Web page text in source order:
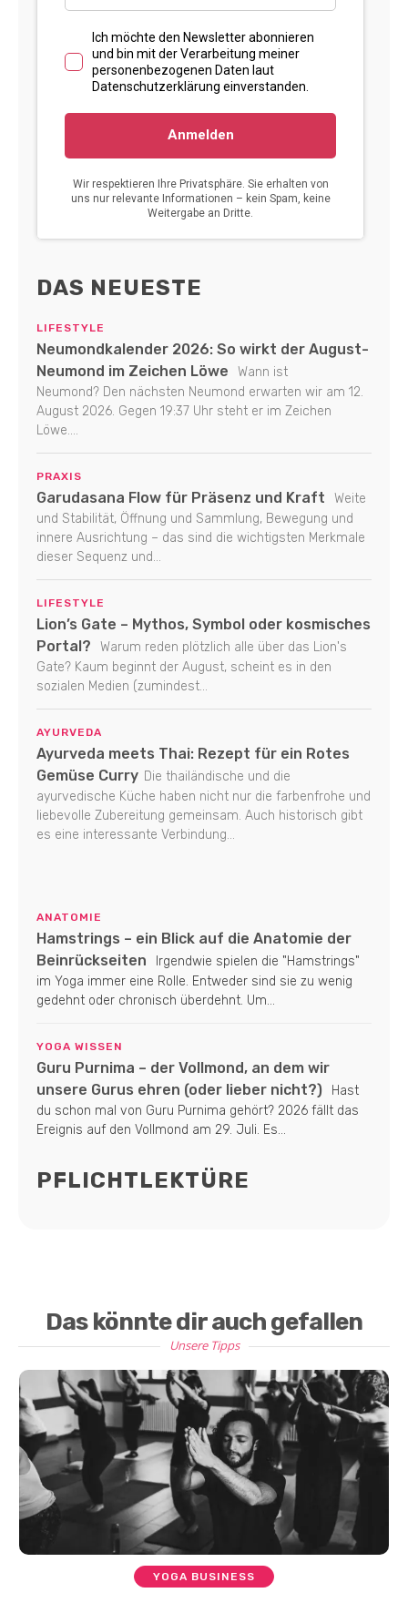
DAS NEUESTE
LIFESTYLE
Neumondkalender 2026: So wirkt der August-
Neumond im Zeichen Löwe
Wann ist
Neumond? Den nächsten Neumond erwarten wir am 12.
August 2026. Gegen 19:37 Uhr steht er im Zeichen
Löwe....
PRAXIS
Garudasana Flow für Präsenz und Kraft
Weite
und Stabilität, Öffnung und Sammlung, Bewegung und
innere Ausrichtung – das sind die wichtigsten Merkmale
dieser Sequenz und...
LIFESTYLE
Lion’s Gate – Mythos, Symbol oder kosmisches
Portal?
Warum reden plötzlich alle über das Lion's
Gate? Kaum beginnt der August, scheint es in den
sozialen Medien (zumindest...
AYURVEDA
Ayurveda meets Thai: Rezept für ein Rotes
Gemüse Curry Die thailändische und die
ayurvedische Küche haben nicht nur die farbenfrohe und
liebevolle Zubereitung gemeinsam. Auch historisch gibt
es eine interessante Verbindung...
ANATOMIE
Hamstrings – ein Blick auf die Anatomie der
Beinrückseiten
Irgendwie spielen die "Hamstrings"
im Yoga immer eine Rolle. Entweder sind sie zu wenig
gedehnt oder chronisch überdehnt. Um...
YOGA WISSEN
Guru Purnima – der Vollmond, an dem wir
unsere Gurus ehren (oder lieber nicht?)
Hast
du schon mal von Guru Purnima gehört? 2026 fällt das
Ereignis auf den Vollmond am 29. Juli. Es...
PFLICHTLEKTÜRE
Das könnte dir auch gefallen
Unsere Tipps
YOGA BUSINESS